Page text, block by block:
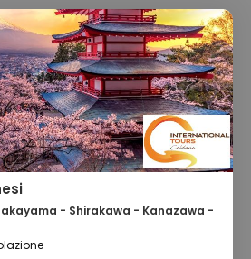
- Shirakawa - Kanazawa -